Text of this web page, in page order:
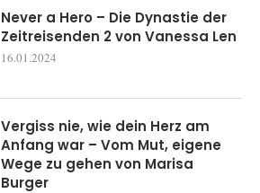
Never a Hero – Die Dynastie der
Zeitreisenden 2 von Vanessa Len
16.01.2024
Vergiss nie, wie dein Herz am
Anfang war – Vom Mut, eigene
Wege zu gehen von Marisa
Burger